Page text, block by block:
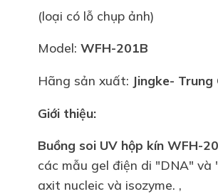
(loại có lỗ chụp ảnh)
Model: WFH-201B
Hãng sản xuất: Jingke- Trung
Giới thiệu:
Buồng soi UV hộp kín WFH-
các mẫu gel điện di "DNA" và
axit nucleic và isozyme. ,